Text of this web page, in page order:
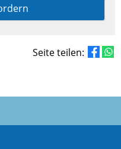
Seite teilen: